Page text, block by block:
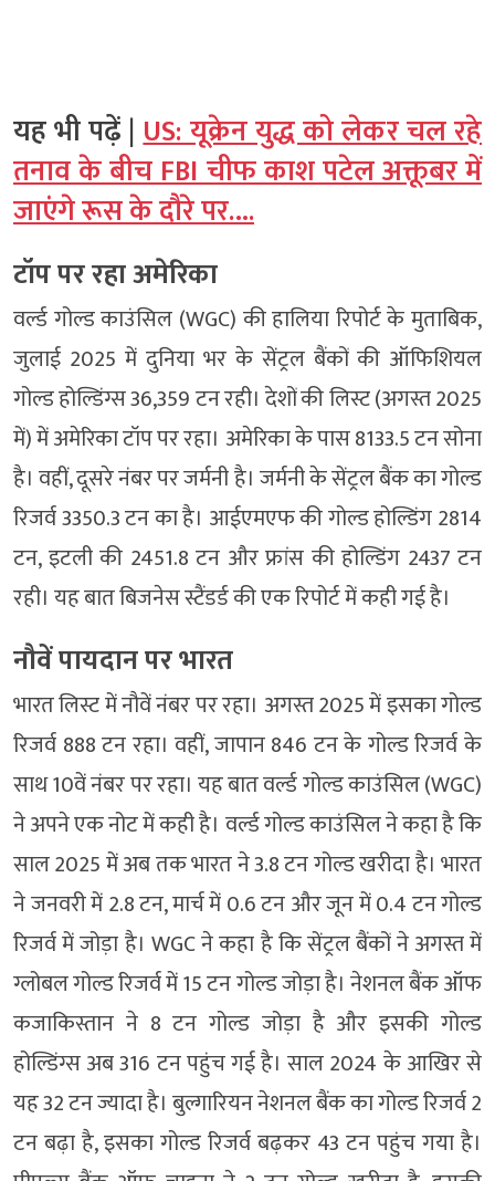
यह भी पढ़ें |US: यूक्रेन युद्ध को लेकर चल रहे
तनाव के बीच FBI चीफ काश पटेल अक्तूबर में
जाएंगे रूस के दौरे पर….
टॉप पर रहा अमेरिका
वर्ल्ड गोल्ड काउंसिल (WGC) की हालिया रिपोर्ट के मुताबिक,
जुलाई 2025 में दुनिया भर के सेंट्रल बैंकों की ऑफिशियल
गोल्ड होल्डिंग्स 36,359 टन रही। देशों की लिस्ट (अगस्त 2025
में) में अमेरिका टॉप पर रहा। अमेरिका के पास 8133.5 टन सोना
है। वहीं, दूसरे नंबर पर जर्मनी है। जर्मनी के सेंट्रल बैंक का गोल्ड
रिजर्व 3350.3 टन का है। आईएमएफ की गोल्ड होल्डिंग 2814
टन, इटली की 2451.8 टन और फ्रांस की होल्डिंग 2437 टन
रही। यह बात बिजनेस स्टैंडर्ड की एक रिपोर्ट में कही गई है।
नौवें पायदान पर भारत
भारत लिस्ट में नौवें नंबर पर रहा। अगस्त 2025 में इसका गोल्ड
रिजर्व 888 टन रहा। वहीं, जापान 846 टन के गोल्ड रिजर्व के
साथ 10वें नंबर पर रहा। यह बात वर्ल्ड गोल्ड काउंसिल (WGC)
ने अपने एक नोट में कही है। वर्ल्ड गोल्ड काउंसिल ने कहा है कि
साल 2025 में अब तक भारत ने 3.8 टन गोल्ड खरीदा है। भारत
ने जनवरी में 2.8 टन, मार्च में 0.6 टन और जून में 0.4 टन गोल्ड
रिजर्व में जोड़ा है। WGC ने कहा है कि सेंट्रल बैंकों ने अगस्त में
ग्लोबल गोल्ड रिजर्व में 15 टन गोल्ड जोड़ा है। नेशनल बैंक ऑफ
कजाकिस्तान ने 8 टन गोल्ड जोड़ा है और इसकी गोल्ड
होल्डिंग्स अब 316 टन पहुंच गई है। साल 2024 के आखिर से
यह 32 टन ज्यादा है। बुल्गारियन नेशनल बैंक का गोल्ड रिजर्व 2
टन बढ़ा है, इसका गोल्ड रिजर्व बढ़कर 43 टन पहुंच गया है।